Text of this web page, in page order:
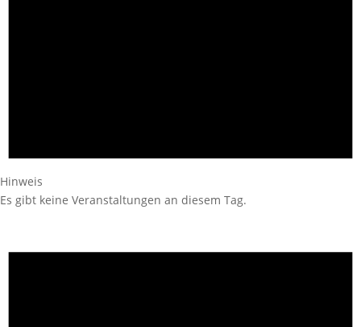
Hinweis
Es gibt keine Veranstaltungen an diesem Tag.